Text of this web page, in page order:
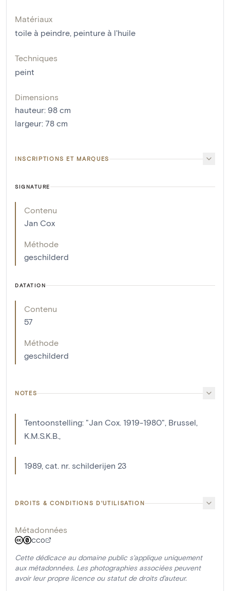
Matériaux
toile à peindre, peinture à l'huile
Techniques
peint
Dimensions
hauteur: 98 cm
largeur: 78 cm
INSCRIPTIONS ET MARQUES
SIGNATURE
Contenu
Jan Cox
Méthode
geschilderd
DATATION
Contenu
57
Méthode
geschilderd
NOTES
Tentoonstelling: "Jan Cox. 1919-1980", Brussel,
K.M.S.K.B.,
1989, cat. nr. schilderijen 23
DROITS & CONDITIONS D'UTILISATION
Métadonnées
CC0
Cette dédicace au domaine public s'applique uniquement
aux métadonnées. Les photographies associées peuvent
avoir leur propre licence ou statut de droits d'auteur.